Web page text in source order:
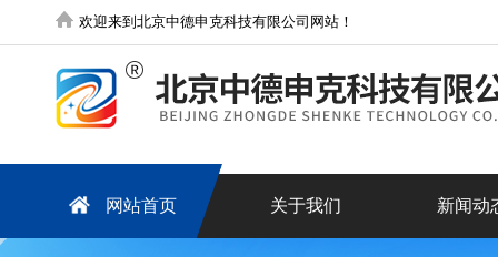
欢迎来到北京中德申克科技有限公司网站！
网站首页 关于我们 新闻动